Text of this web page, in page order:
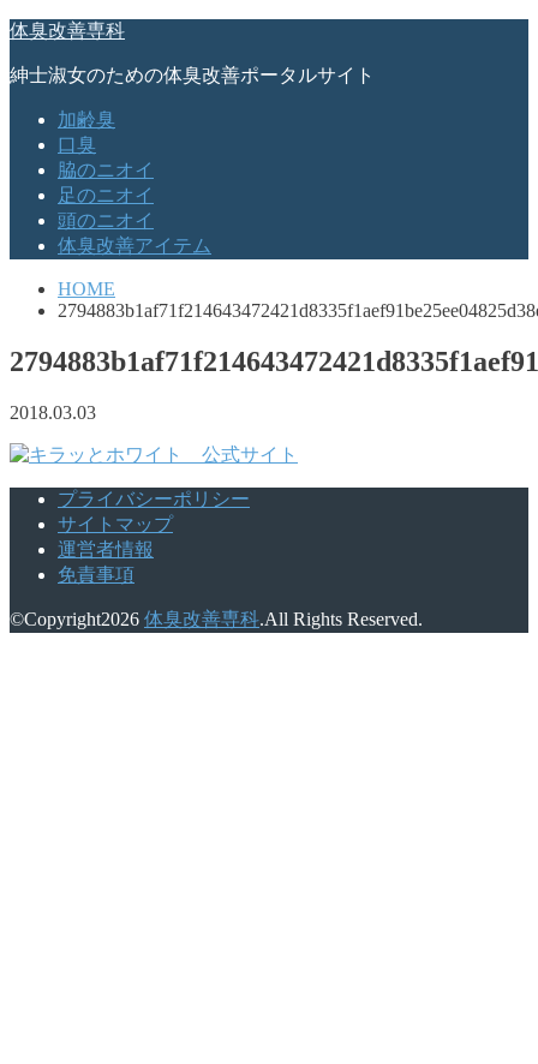
体臭改善専科
紳士淑女のための体臭改善ポータルサイト
加齢臭
口臭
脇のニオイ
足のニオイ
頭のニオイ
体臭改善アイテム
HOME
2018.03.03
プライバシーポリシー
サイトマップ
運営者情報
免責事項
©Copyright2026 体臭改善専科.All Rights Reserved.